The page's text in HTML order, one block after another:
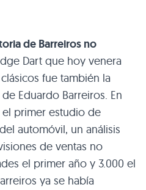
de Barreiros no
Dart que hoy venera
fue también la
Eduardo Barreiros. En
primer estudio de
automóvil, un análisis
de ventas no
el primer año y 3.000 el
ya se había